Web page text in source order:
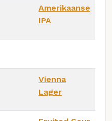
Amerikaanse
IPA
Vienna
Lager